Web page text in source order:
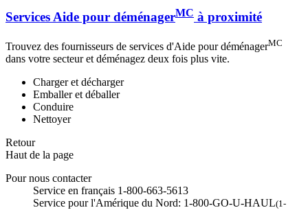
Services Aide pour déménagerMC à proximité
Trouvez des fournisseurs de services d'Aide pour déménagerMC
dans votre secteur et déménagez deux fois plus vite.
Charger et décharger
Emballer et déballer
Conduire
Nettoyer
Retour
Haut de la page
Pour nous contacter
Service en français 1-800-663-5613
Service pour l'Amérique du Nord: 1-800-GO-U-HAUL(1-